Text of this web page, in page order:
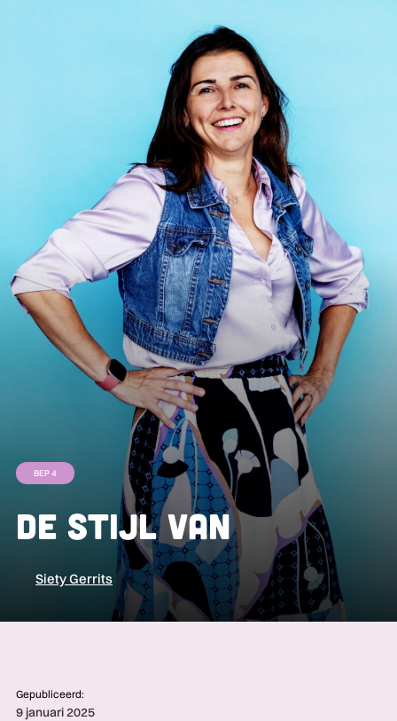
BEP 4
De stijl van
Siety Gerrits
Gepubliceerd:
9 januari 2025